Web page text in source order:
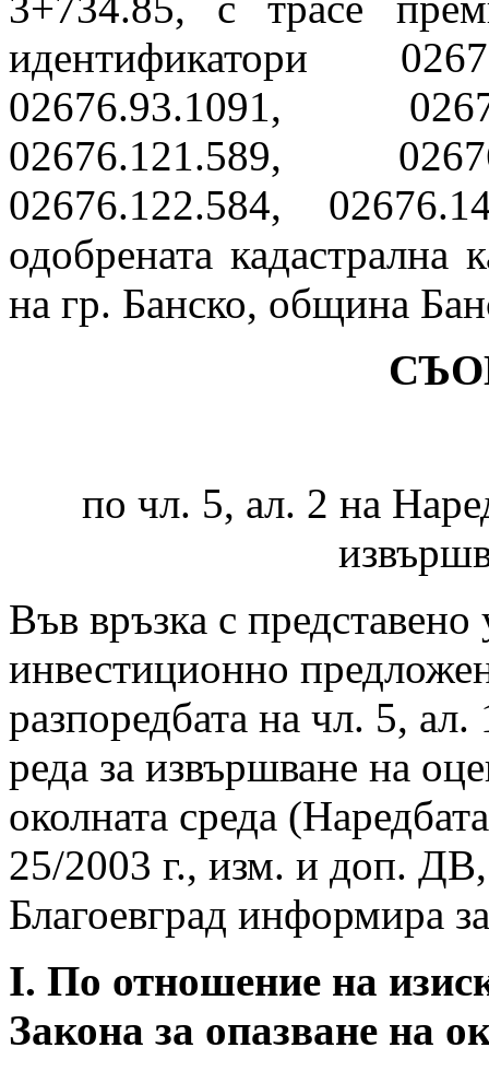
идентификатори
02676.93.1091,
02676.121.589,
02676.122.584,
одобрената кадастрална
на гр. Банско, община
по чл. 5, ал. 2 на
Във връзка с
инвестиционно
разпоредбата на чл. 5,
реда за извършване на
околната среда
25/2003 г., изм. и доп.
Благоевград информира
І. По отношение на
Закона за опазване на